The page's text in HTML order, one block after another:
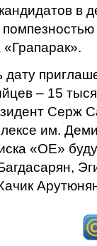
в
– 15
Серж
им.
«ОЕ»